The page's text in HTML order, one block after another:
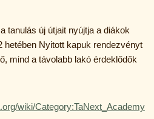
tanulás új útjait nyújtja a diákok
Nyitott kapuk rendezvényt
mind a távolabb lakó érdeklődők
wiki/Category:TaNext_Academy